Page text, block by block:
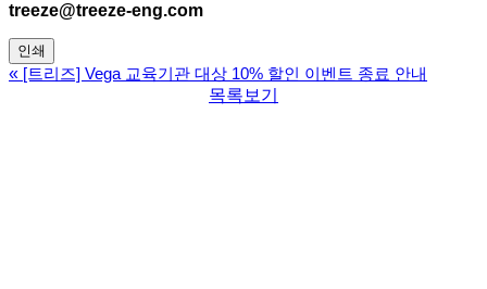
treeze@treeze-eng.com
인쇄
« [트리즈] Vega 교육기관 대상 10% 할인 이벤트 종료 안내
목록보기